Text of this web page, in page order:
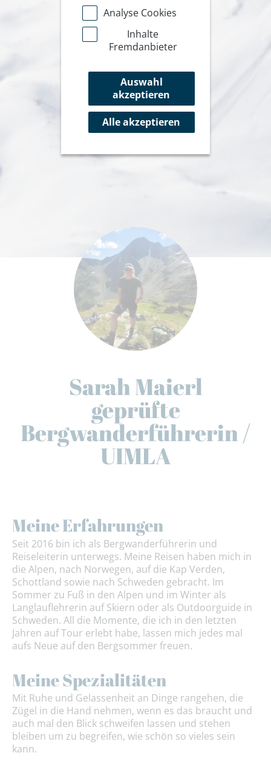
Sarah Maierl
geprüfte
Bergwanderführerin /
UIMLA
Meine Erfahrungen
Seit 2016 bin ich als Bergwanderführerin und
Reiseleiterin unterwegs. Meine Reisen haben mich in
die Alpen, nach Norwegen, auf die Kap Verden,
Schottland sowie nach Schweden gebracht. Im
Sommer zu Fuß in den Alpen und im Winter als
Langlauflehrerin auf Skiern oder als Outdoorguide in
Schweden. All die Momente, die ich in den letzten
Jahren auf Tour erlebt habe, lassen mich jedes mal
aufs Neue auf den Bergsommer freuen.
Meine Spezialitäten
Mit Ruhe und Gelassenheit an Dinge rangehen, die
Zügel in die Hand nehmen, wenn es das braucht und
auch mal den Blick schweifen lassen und stehen
bleiben um zu begreifen, wie schön so vieles sein
kann.
Analyse Cookies
Inhalte
Fremdanbieter
Auswahl
akzeptieren
Alle akzeptieren